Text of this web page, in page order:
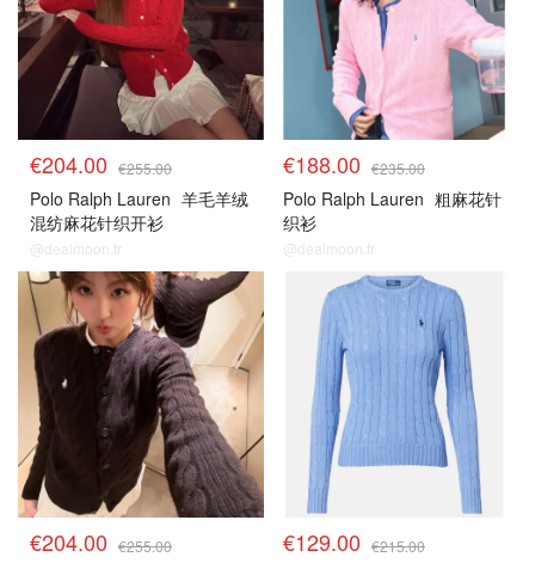
€204.00 €255.00
Polo Ralph Lauren 羊毛羊绒
混纺麻花针织开衫
@dealmoon.fr
€188.00 €235.00
Polo Ralph Lauren 粗麻花针
织衫
@dealmoon.fr
€204.00 €255.00 €129.00 €215.00